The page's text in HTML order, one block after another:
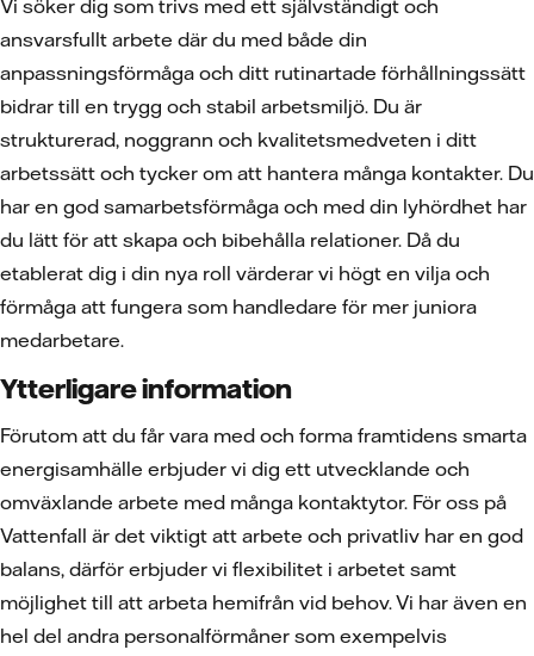
Vi söker dig som trivs med ett självständigt och
ansvarsfullt arbete där du med både din
anpassningsförmåga och ditt rutinartade förhållningssätt
bidrar till en trygg och stabil arbetsmiljö. Du är
strukturerad, noggrann och kvalitetsmedveten i ditt
arbetssätt och tycker om att hantera många kontakter. Du
har en god samarbetsförmåga och med din lyhördhet har
du lätt för att skapa och bibehålla relationer. Då du
etablerat dig i din nya roll värderar vi högt en vilja och
förmåga att fungera som handledare för mer juniora
medarbetare.
Ytterligare information
Förutom att du får vara med och forma framtidens smarta
energisamhälle erbjuder vi dig ett utvecklande och
omväxlande arbete med många kontaktytor. För oss på
Vattenfall är det viktigt att arbete och privatliv har en god
balans, därför erbjuder vi flexibilitet i arbetet samt
möjlighet till att arbeta hemifrån vid behov. Vi har även en
hel del andra personalförmåner som exempelvis